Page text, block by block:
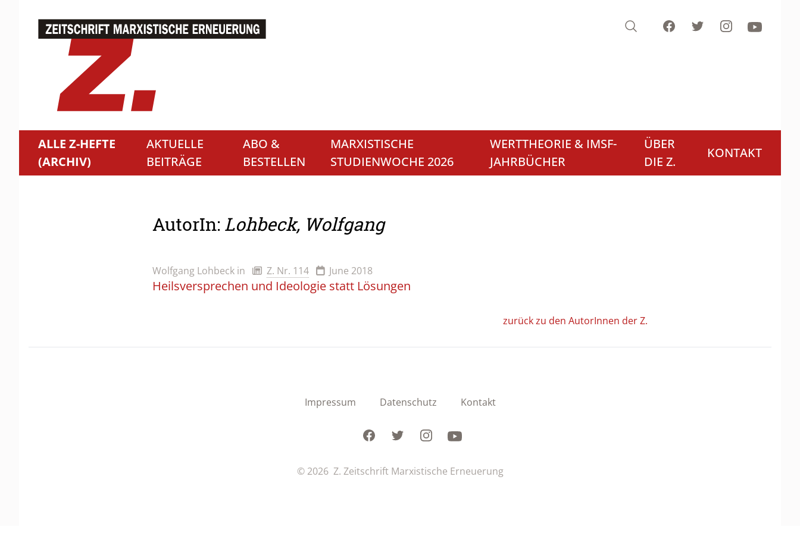
Search FacebookTwitterInstagramYoutube
ALLE Z-HEFTE
(ARCHIV)
AKTUELLE
BEITRÄGE
ABO &
BESTELLEN
MARXISTISCHE
STUDIENWOCHE 2026
WERTTHEORIE & IMSF-
JAHRBÜCHER
ÜBER
DIE Z.
KONTAKT
AutorIn: Lohbeck, Wolfgang
Wolfgang Lohbeck in Z. Nr. 114 June 2018
Heilsversprechen und Ideologie statt Lösungen
zurück zu den AutorInnen der Z.
Impressum Datenschutz Kontakt
FacebookTwitterInstagramYoutube
© 2026 Z. Zeitschrift Marxistische Erneuerung